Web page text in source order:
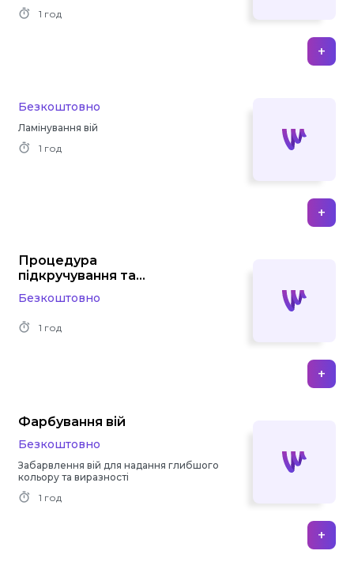
1 год
+
Безкоштовно
Ламінування вій
1 год
+
Процедура
підкручування та
зміцнення природних вій
Безкоштовно
1 год
+
Фарбування вій
Безкоштовно
Забарвлення вій для надання глибшого
кольору та виразності
1 год
+